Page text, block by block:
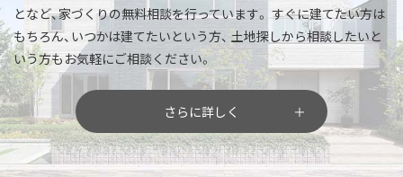
となど、家づくりの無料相談を行っています。 すぐに建てたい方は
もちろん、いつかは建てたいという方、 土地探しから相談したいと
いう方もお気軽にご相談ください。
さらに詳しく